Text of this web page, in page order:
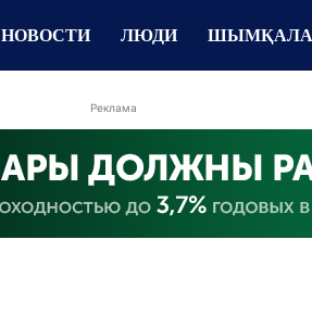
НОВОСТИ ЛЮДИ ШЫМҚАЛА
Реклама